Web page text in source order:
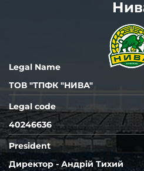
Legal Name
ТОВ "ТПФК "НИВА"
Legal code
40246636
President
Директор - Андрій Тихий